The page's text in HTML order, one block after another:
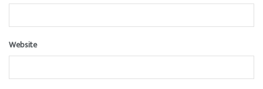
Website